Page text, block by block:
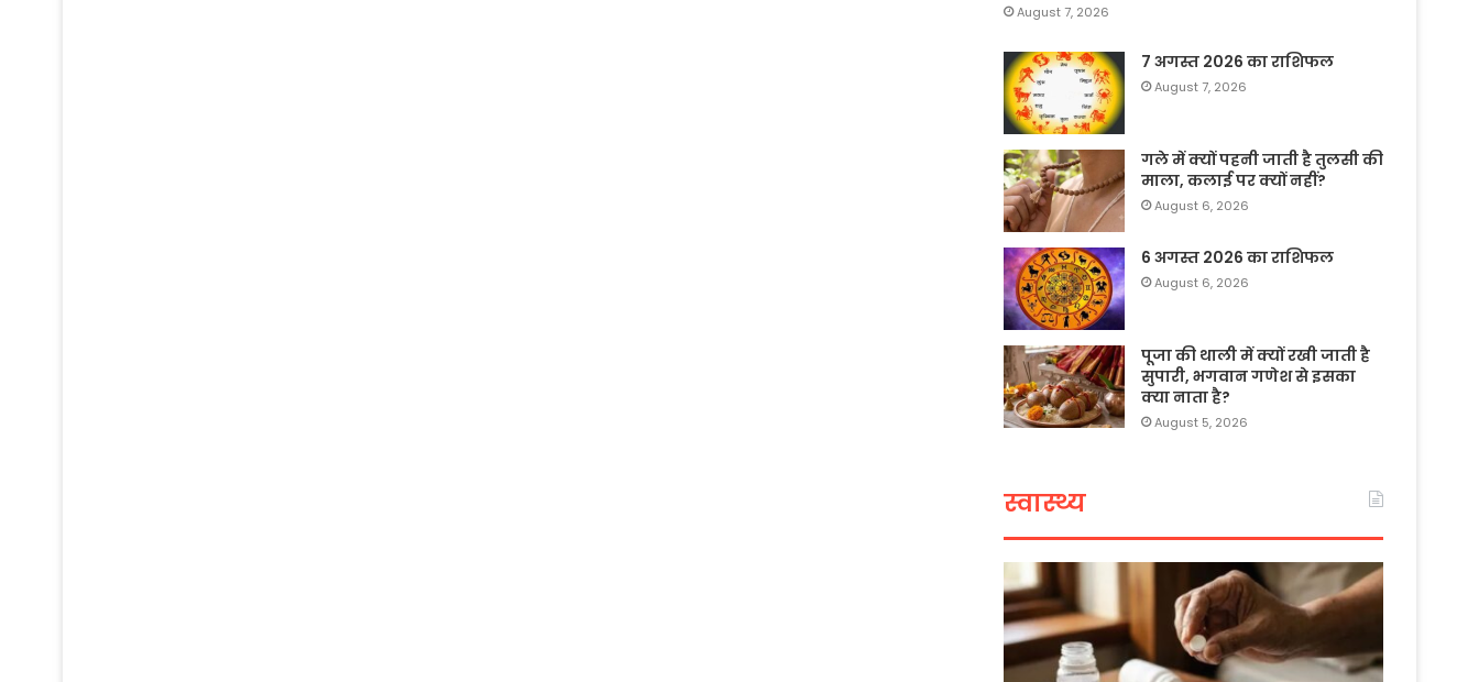
August 7, 2026
7 अगस्त 2026 का राशिफल
August 7, 2026
गले में क्यों पहनी जाती है तुलसी की
माला, कलाई पर क्यों नहीं?
August 6, 2026
6 अगस्त 2026 का राशिफल
August 6, 2026
पूजा की थाली में क्यों रखी जाती है
सुपारी, भगवान गणेश से इसका
क्या नाता है?
August 5, 2026
स्वास्थ्य